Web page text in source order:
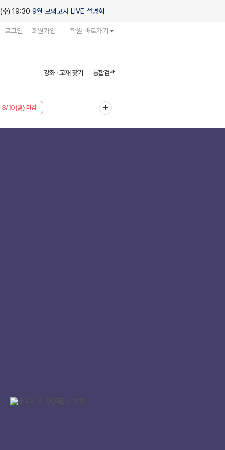
) 19:30 9월 모의고사 LIVE 설명회
로그인 회원가입 학원 바로가기
강좌 · 교재 찾기 통합검색
8/10(월) 마감
10(월) 마감